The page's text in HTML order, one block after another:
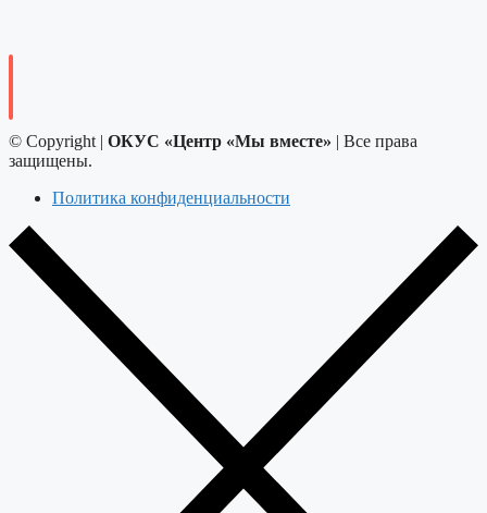
© Copyright | ОКУС «Центр «Мы вместе» | Все права
защищены.
Политика конфиденциальности